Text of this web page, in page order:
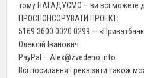
тому НАГАДУЄМО – ви всі можете
ПРОСПОНСОРУВАТИ ПРОЕКТ:
5169 3600 0020 0299 —
Олексій Іванович
PayPal – Alex@zvedeno.info
Всі посилання і реквізити також